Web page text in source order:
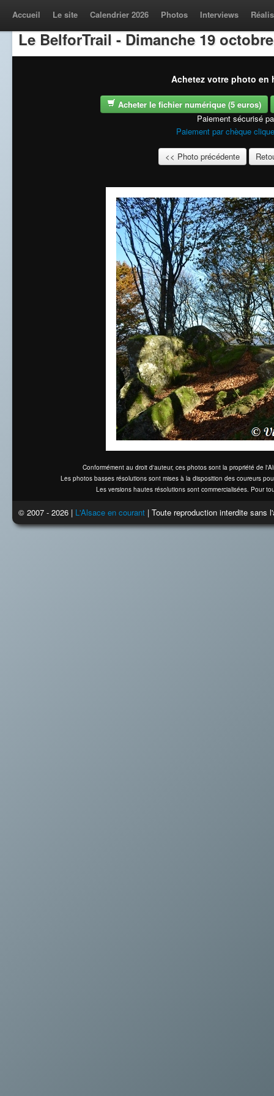
Accueil Le site Calendrier 2026 Photos Interviews
Le BelforTrail - Dimanche 19
Achetez votre photo en
Acheter le fichier numérique (5 euros)
Paiement sécurisé
Paiement par chèque
<< Photo précédente
Conformément au droit d'auteur, ces photos sont la propriété de
Les photos basses résolutions sont mises à la disposition des coureurs
Les versions hautes résolutions sont commercialisées. Pour
© 2007 - 2026 | L'Alsace en courant | Toute reproduction interdite sans